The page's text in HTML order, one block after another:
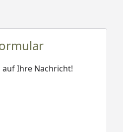
Ihre Nachricht!